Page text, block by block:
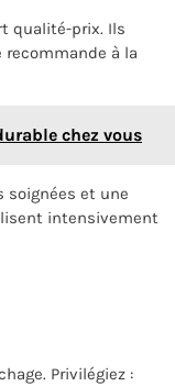
qualité-prix. Ils
à la
chez vous
soignées et une
intensivement
Privilégiez :